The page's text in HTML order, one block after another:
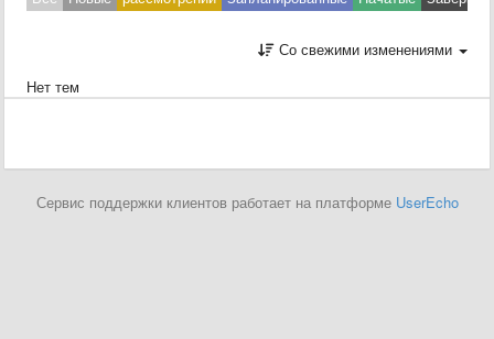
Со свежими изменениями
Нет тем
Сервис поддержки клиентов работает на платформе UserEcho